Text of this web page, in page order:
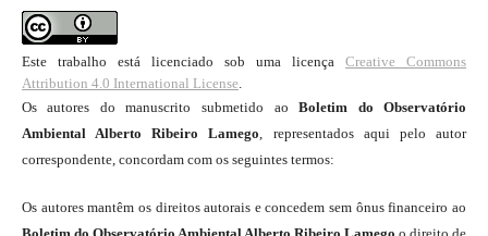
Este trabalho está licenciado sob uma licençaCreative Commons
Attribution 4.0 International License.
Os autores do manuscrito submetido aoBoletim do Observatório
Ambiental Alberto Ribeiro Lamego, representados aqui pelo autor
correspondente, concordam com os seguintes termos:
Os autores mantêm os direitos autorais e concedem sem ônus financeiro ao